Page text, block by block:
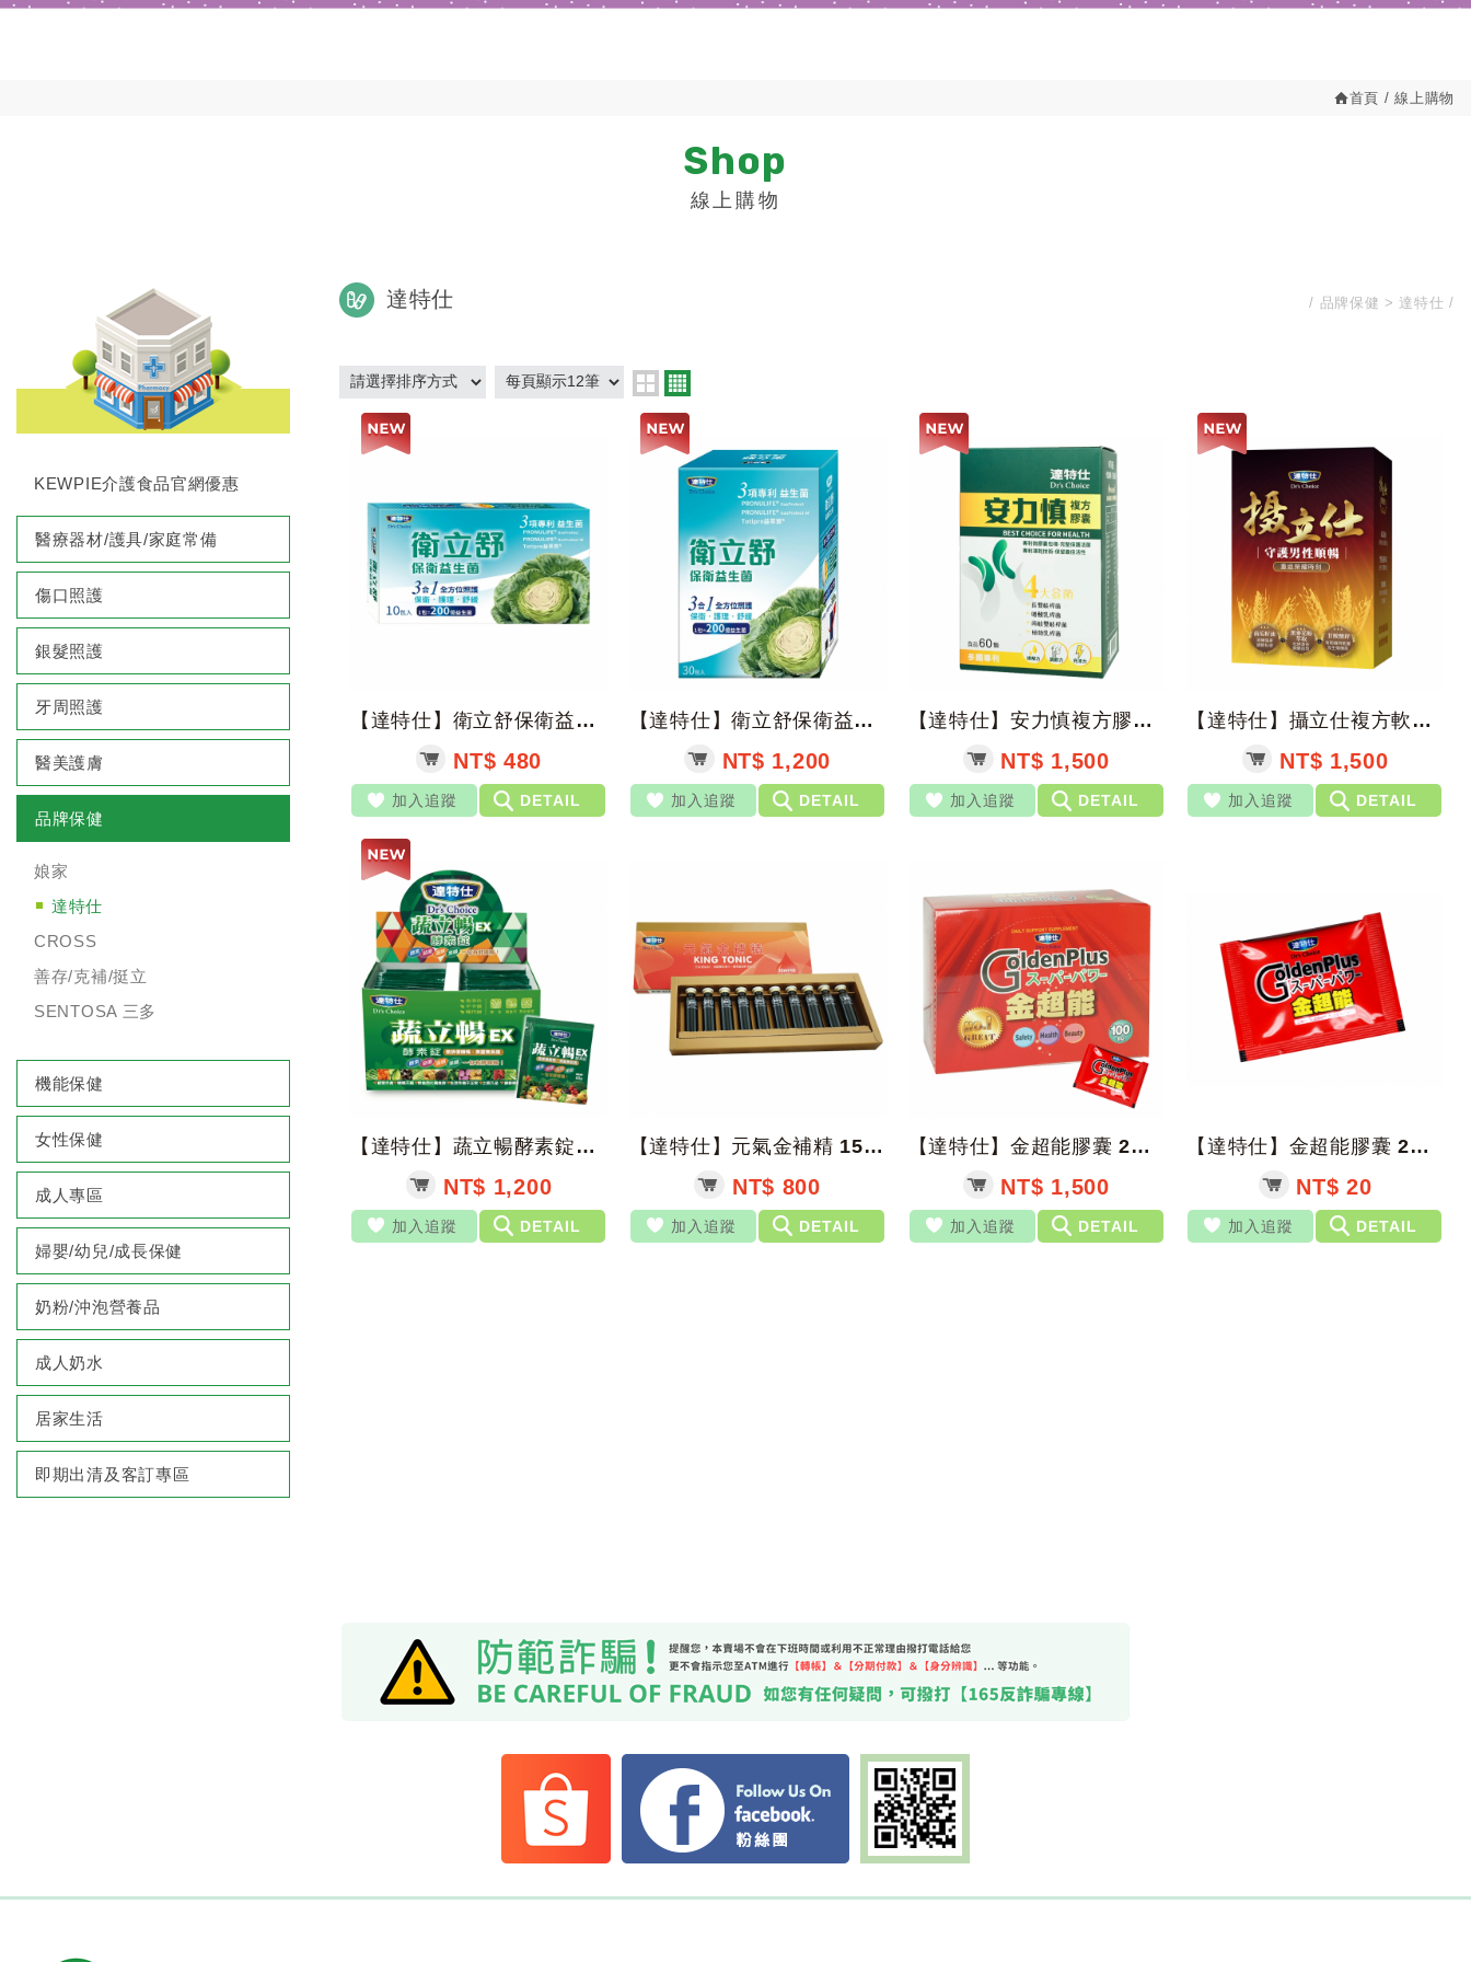
首頁 線上購物
Shop
線上購物
KEWPIE介護食品官網優惠
醫療器材/護具/家庭常備
傷口照護
銀髮照護
牙周照護
醫美護膚
品牌保健
娘家
達特仕
CROSS
善存/克補/挺立
SENTOSA 三多
機能保健
女性保健
成人專區
婦嬰/幼兒/成長保健
奶粉/沖泡營養品
成人奶水
居家生活
即期出清及客訂專區
品牌保健 達特仕
達特仕
【達特仕】衛立舒保衛益生菌 2g*10包/盒【上好藥局銀髮照護】
NT$ 480
加入追蹤 DETAIL
【達特仕】衛立舒保衛益生菌 2g*30包/盒【上好藥局銀髮照護】
NT$ 1,200
加入追蹤 DETAIL
【達特仕】安力慎複方膠囊 60粒/罐【上好藥局銀髮照護】乳酸菌 益生菌
NT$ 1,500
加入追蹤 DETAIL
【達特仕】攝立仕複方軟膠囊 60顆/盒【上好藥局銀髮照護】男性私密 南瓜籽油 茄...
NT$ 1,500
加入追蹤 DETAIL
【達特仕】蔬立暢酵素錠EX 5錠*30包/盒【上好藥局銀髮照護】
NT$ 1,200
加入追蹤 DETAIL
【達特仕】元氣金補精 15ml*10支/盒【上好藥局銀髮照護】純天然配方 滋補強...
NT$ 800
加入追蹤 DETAIL
【達特仕】金超能膠囊 2粒*100包/盒【上好藥局銀髮照護】B群 刺五加 天然提...
NT$ 1,500
加入追蹤 DETAIL
【達特仕】金超能膠囊 2粒*包(單包販售)【上好藥局銀髮照護】B群 刺五加 天然...
NT$ 20
加入追蹤 DETAIL